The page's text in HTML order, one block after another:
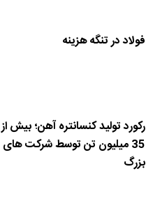
فولاد در تنگه هزینه
رکورد تولید کنسانتره آهن؛ بیش از
35 میلیون تن توسط شرکت های
بزرگ